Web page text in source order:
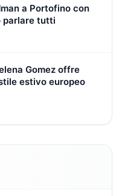
a Portofino con
parlare tutti
Gomez offre
estivo europeo